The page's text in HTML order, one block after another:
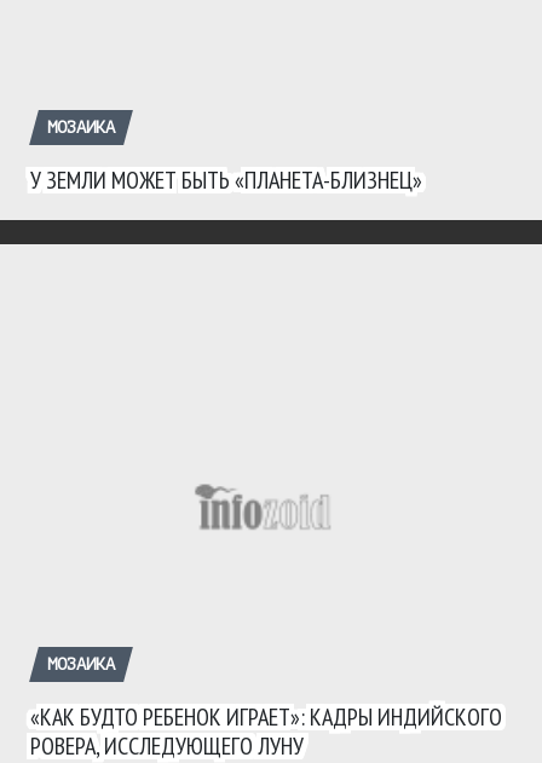
МОЗАИКА
У ЗЕМЛИ МОЖЕТ БЫТЬ «ПЛАНЕТА-БЛИЗНЕЦ»
МОЗАИКА
«КАК БУДТО РЕБЕНОК ИГРАЕТ»: КАДРЫ ИНДИЙСКОГО
РОВЕРА, ИССЛЕДУЮЩЕГО ЛУНУ